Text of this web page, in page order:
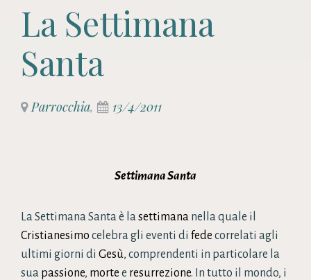
La Settimana
Santa
Parrocchia, 13/4/2011
Settimana Santa
LaSettimana Santa è lasettimana nella quale il
Cristianesimo celebra gli eventi di fede correlati agli
ultimi giorni di Gesù, comprendenti in particolare la
sua passione, morte e resurrezione. In tutto il mondo, i